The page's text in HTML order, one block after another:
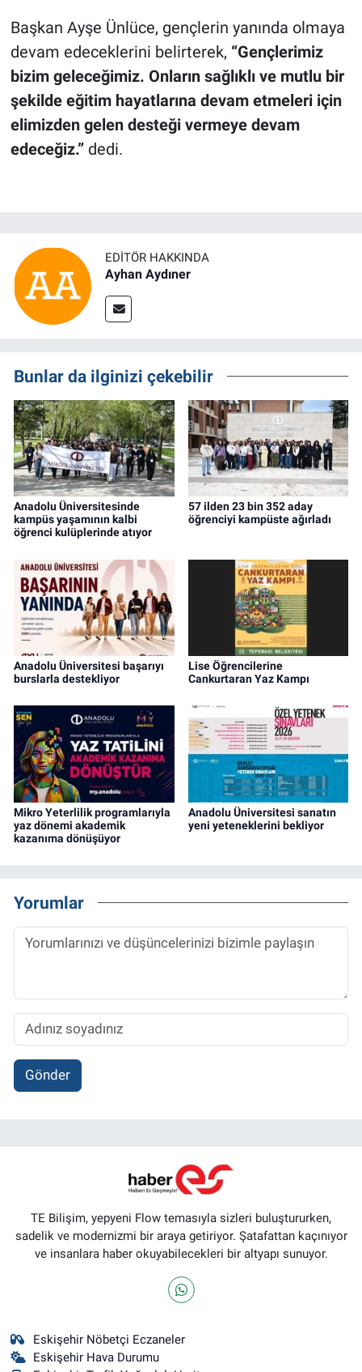
Başkan Ayşe Ünlüce, gençlerin yanında olmaya
devam edeceklerini belirterek, “Gençlerimiz
bizim geleceğimiz. Onların sağlıklı ve mutlu bir
şekilde eğitim hayatlarına devam etmeleri için
elimizden gelen desteği vermeye devam
edeceğiz.”dedi.
EDITÖR HAKKINDA
Ayhan Aydıner
Bunlar da ilginizi çekebilir
Anadolu Üniversitesinde
kampüs yaşamının kalbi
öğrenci kulüplerinde atıyor
57 ilden 23 bin 352 aday
öğrenciyi kampüste ağırladı
Anadolu Üniversitesi başarıyı
burslarla destekliyor
Lise Öğrencilerine
Cankurtaran Yaz Kampı
Mikro Yeterlilik programlarıyla
yaz dönemi akademik
kazanıma dönüşüyor
Anadolu Üniversitesi sanatın
yeni yeteneklerini bekliyor
Yorumlar
Gönder
TE Bilişim, yepyeni Flow temasıyla sizleri buluştururken,
sadelik ve modernizmi bir araya getiriyor. Şatafattan kaçınıyor
ve insanlara haber okuyabilecekleri bir altyapı sunuyor.
Eskişehir Nöbetçi Eczaneler
Eskişehir Hava Durumu